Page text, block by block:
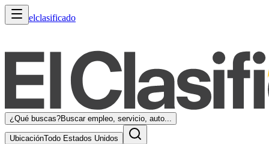
elclasificado
¿Qué buscas?Buscar empleo, servicio, auto...
UbicaciónTodo Estados Unidos